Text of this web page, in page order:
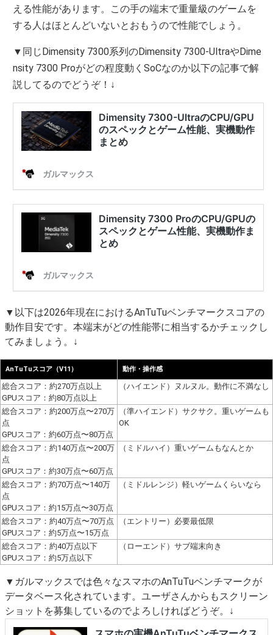
える性能があります。この手の端末で重量級のゲームを
する人はほとんどいないとおもうので性能でしょう。
▼同じDimensity 7300系列のDimensity 7300-UltraやDime
nsity 7300 Proがどの程度動くSoCなのか以下の記事で解
説してるのでどうぞ！↓
▼以下は2026年現在におけるAnTuTuベンチマークスコアの
動作目安です。本端末がどの性能帯に相当するかチェックし
てみましょう。↓
AnTuTuスコア（V11） 動作・操作感
総合スコア：約270万点以上
GPUスコア：約80万点以上
（ハイエンド）ヌルヌル。動作に不満なし
総合スコア：約200万点〜270万
点
GPUスコア：約60万点〜80万点
（準ハイエンド）サクサク。重いゲームも
OK
総合スコア：約140万点〜200万
点
GPUスコア：約30万点〜60万点
（ミドルハイ）重いゲームもなんとか
総合スコア：約70万点〜140万
点
GPUスコア：約15万点〜30万点
（ミドルレンジ）軽いゲームくらいなら
総合スコア：約40万点〜70万点
GPUスコア：約5万点〜15万点
（エントリー）必要最低限
総合スコア：約40万点以下
GPUスコア：約5万点以下
（ローエンド）サブ端末向き
▼ガルマックスでは色々なスマホのAnTuTuベンチマークが
データベース化されています。ユーザさんからもスクリーン
ショットを募集しているのでよろしければどうぞ。↓